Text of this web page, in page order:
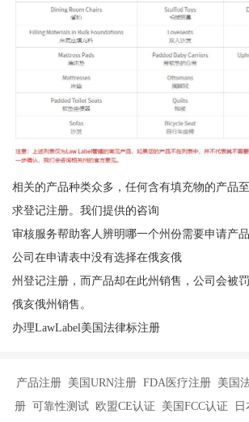
相关的产品种类众多，任何含有填充物的产品
求登记注册。我们提供的咨询
审核服务帮助客人辨明哪一个州份需要申请产
公司在申请表中没有选择在俄亥俄
州登记注册，而产品却在此州销售，公司会被
俄亥俄州销售。
办理LawLabel美国法律标注册
产品注册 美国URN注册 FDA医疗注册 美国
册 可靠性测试 欧盟CE认证 美国FCC认证 日